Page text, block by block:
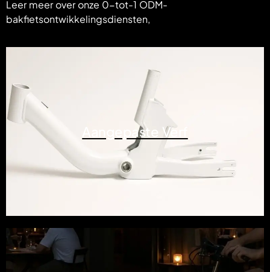
Leer meer over onze 0-tot-1 ODM-
bakfietsontwikkelingsdiensten,
Aangepaste Verf